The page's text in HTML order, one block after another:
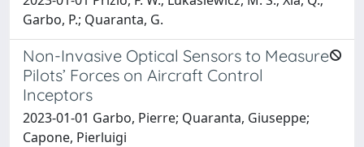
Garbo, P.; Quaranta, G.
Non-Invasive Optical Sensors to Measure
Pilots’ Forces on Aircraft Control
Inceptors
2023-01-01 Garbo, Pierre; Quaranta, Giuseppe;
Capone, Pierluigi